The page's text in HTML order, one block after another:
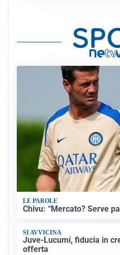
LE PAROLE
Chivu: “Mercato? Serve
SI AVVICINA
Juve-Lucumí, fiducia in
offerta